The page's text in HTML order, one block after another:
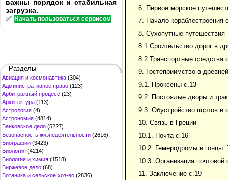
важны порядок и стабильная
загрузка.
✅ Начать пользоваться сервисом
Разделы
Авиация и космонавтика (304)
Административное право (123)
Арбитражный процесс (23)
Архитектура (113)
Астрология (4)
Астрономия (4814)
Банковское дело (5227)
Безопасность жизнедеятельности (2616)
Биографии (3423)
Биология (4214)
Биология и химия (1518)
Биржевое дело (68)
Ботаника и сельское хоз-во (2836)
6. Первое морское
7. Начало кораблестроения
8. Сухопутные путешествия
8.1.Сроительство дорог в
8.2.Транспортные средства
9. Гостеприимство в
9.1. Проксены с.13
9.2. Постоялые дворы и
9.3. Обустройство портов и
10. Связь в Греции
10.1. Почта с.16
10.2. Гемеродромы и гонцы.
10.3. Организация почтовой
11. Заключение с.19